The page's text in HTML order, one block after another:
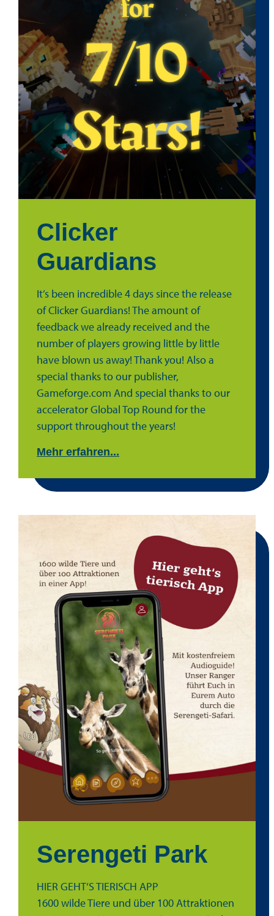
Clicker
Guardians
It’s been incredible 4 days since the release
of Clicker Guardians! The amount of
feedback we already received and the
number of players growing little by little
have blown us away! Thank you! Also a
special thanks to our publisher,
Gameforge.com And special thanks to our
accelerator Global Top Round for the
support throughout the years!
Mehr erfahren...
Serengeti Park
HIER GEHT‘S TIERISCH APP
1600 wilde Tiere und über 100 Attraktionen